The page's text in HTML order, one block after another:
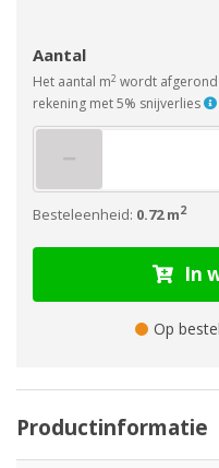
Aantal
Het aantal m2 wordt
rekening met 5% snijverlies
Besteleenheid: 0.72 m2
In
Op
Productinformatie